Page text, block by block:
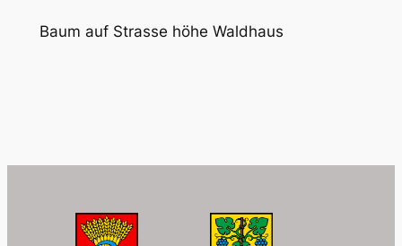
Baum auf Strasse höhe Waldhaus